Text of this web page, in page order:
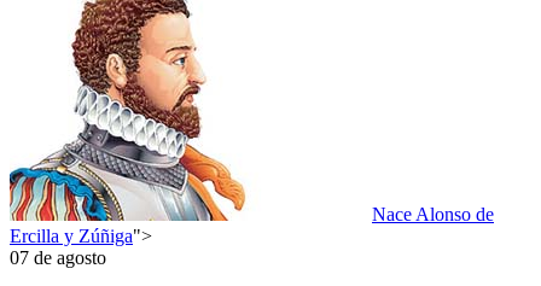
Nace Alonso de
Ercilla y Zúñiga">
07 de agosto